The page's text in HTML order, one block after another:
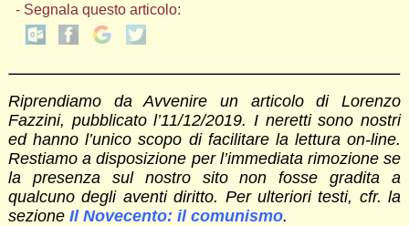
- Segnala questo articolo:
Riprendiamo da Avvenire un articolo di Lorenzo
Fazzini, pubblicato l’11/12/2019. I neretti sono nostri
ed hanno l’unico scopo di facilitare la lettura on-line.
Restiamo a disposizione per l’immediata rimozione se
la presenza sul nostro sito non fosse gradita a
qualcuno degli aventi diritto. Per ulteriori testi, cfr. la
sezione Il Novecento: il comunismo.